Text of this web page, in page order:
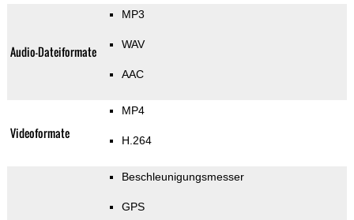
Audio-Dateiformate
MP3
WAV
AAC
Videoformate
MP4
H.264
Beschleunigungsmesser
GPS